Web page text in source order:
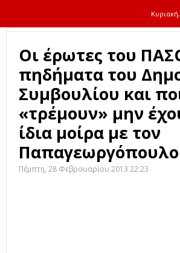
Οι έρωτες του
πηδήματα του
Συμβουλίου και
«τρέμουν» μην
ίδια μοίρα με τον
Πέμπτη, 28 Φεβρουαρίου 2013 22:23